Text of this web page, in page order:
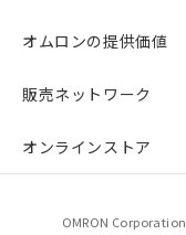
オムロンの提供価値
販売ネットワーク
オンラインストア
OMRON Corporation